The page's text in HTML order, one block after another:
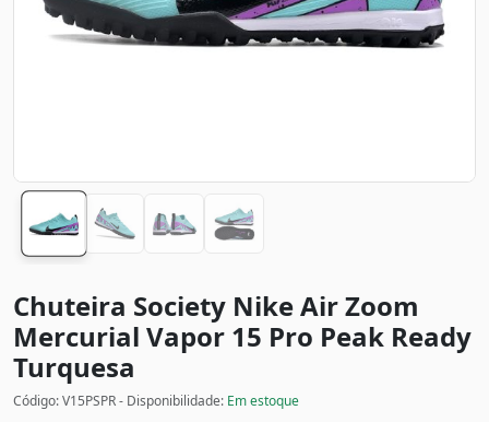
Chuteira Society Nike Air Zoom
Mercurial Vapor 15 Pro Peak Ready
Turquesa
Código: V15PSPR - Disponibilidade: Em estoque